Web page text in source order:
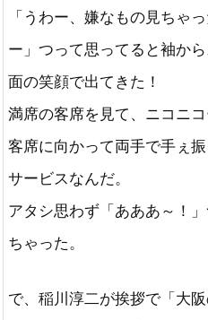
「うわー、嫌なもの見ちゃ
ー」つって思ってると袖か
面の笑顔で出てきた！
満席の客席を見て、ニコニコ
客席に向かって両手で手ぇ
サービスなんだ。
アタシ思わず「あああ～！
ちゃった。
で、稲川淳二が挨拶で「大